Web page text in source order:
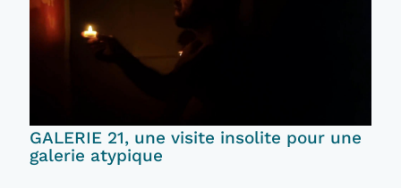
GALERIE 21, une visite insolite pour une
galerie atypique